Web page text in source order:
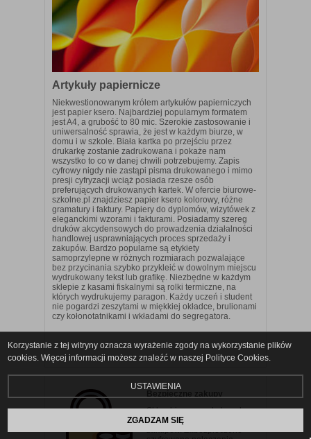
Artykuły papiernicze
Niekwestionowanym królem artykułów papierniczych
jest papier ksero. Najbardziej popularnym formatem
jest A4, a grubość to 80 mic. Szerokie zastosowanie i
uniwersalność sprawia, że jest w każdym biurze, w
domu i w szkole. Biała kartka po przejściu przez
drukarkę zostanie zadrukowana i pokaże nam
wszystko to co w danej chwili potrzebujemy. Zapis
cyfrowy nigdy nie zastąpi pisma drukowanego i mimo
presji cyfryzacji wciąż posiada rzesze osób
preferujących drukowanych kartek. W ofercie biurowe-
szkolne.pl znajdziesz papier ksero kolorowy, różne
gramatury i faktury. Papiery do dyplomów, wizytówek z
eleganckimi wzorami i fakturami. Posiadamy szereg
druków akcydensowych do prowadzenia działalności
handlowej usprawniających proces sprzedaży i
zakupów. Bardzo popularne są etykiety
samoprzylepne w różnych rozmiarach pozwalające
bez przycinania szybko przykleić w dowolnym miejscu
wydrukowany tekst lub grafikę. Niezbędne w każdym
sklepie z kasami fiskalnymi są rolki termiczne, na
których wydrukujemy paragon. Każdy uczeń i student
nie pogardzi zeszytami w miękkiej okładce, brulionami
czy kołonotatnikami i wkładami do segregatora.
Sklep biurowe-szkolne.pl
stawia na bezpieczeństwo
Korzystanie z tej witryny oznacza wyrażenie zgody na wykorzystanie plików
cookies. Więcej informacji możesz znaleźć w naszej Polityce Cookies.
USTAWIENIA
ZGADZAM SIĘ